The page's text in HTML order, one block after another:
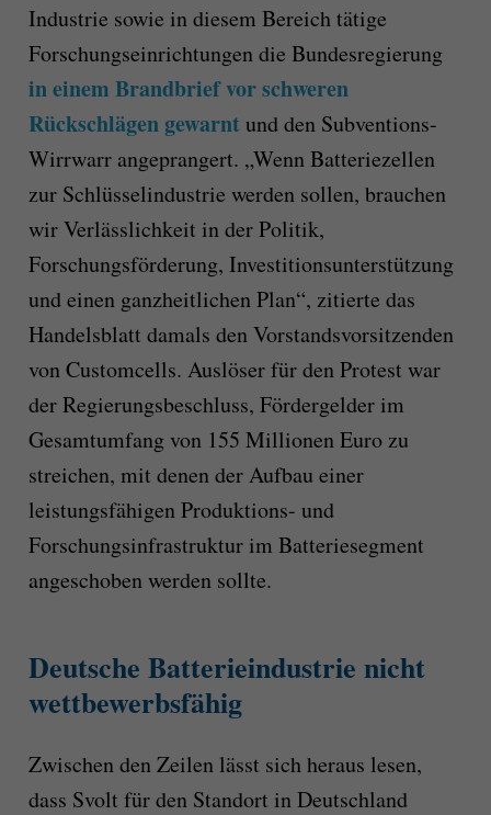
Industrie sowie in diesem Bereich tätige
Forschungseinrichtungen die Bundesregierung
in einem Brandbrief vor schweren
Rückschlägen gewarnt und den Subventions-
Wirrwarr angeprangert. „Wenn Batteriezellen
zur Schlüsselindustrie werden sollen, brauchen
wir Verlässlichkeit in der Politik,
Forschungsförderung, Investitionsunterstützung
und einen ganzheitlichen Plan“, zitierte das
Handelsblatt damals den Vorstandsvorsitzenden
von Customcells. Auslöser für den Protest war
der Regierungsbeschluss, Fördergelder im
Gesamtumfang von 155 Millionen Euro zu
streichen, mit denen der Aufbau einer
leistungsfähigen Produktions- und
Forschungsinfrastruktur im Batteriesegment
angeschoben werden sollte.
Deutsche Batterieindustrie nicht
wettbewerbsfähig
Zwischen den Zeilen lässt sich heraus lesen,
dass Svolt für den Standort in Deutschland